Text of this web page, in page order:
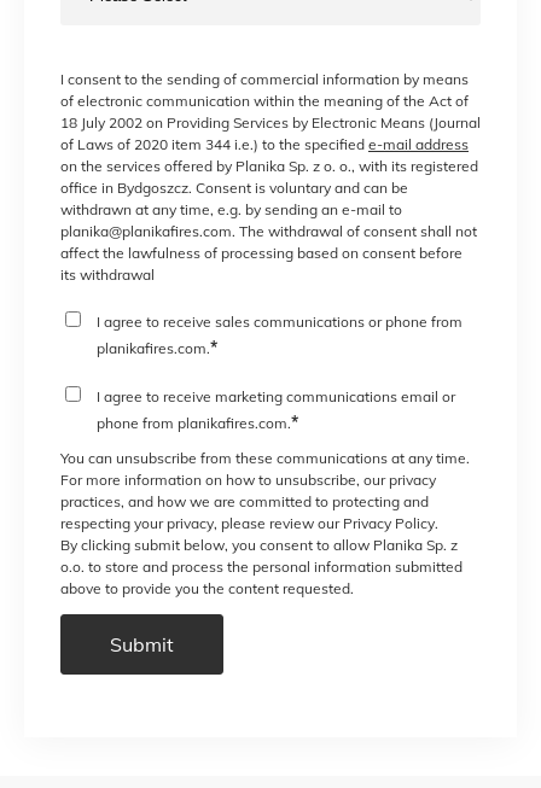
I consent to the sending of commercial information by means
of electronic communication within the meaning of the Act of
18 July 2002 on Providing Services by Electronic Means (Journal
of Laws of 2020 item 344 i.e.) to the specified e-mail address
on the services offered by Planika Sp. z o. o., with its registered
office in Bydgoszcz. Consent is voluntary and can be
withdrawn at any time, e.g. by sending an e-mail to
planika@planikafires.com. The withdrawal of consent shall not
affect the lawfulness of processing based on consent before
its withdrawal
I agree to receive sales communications or phone from
planikafires.com.*
I agree to receive marketing communications email or
phone from planikafires.com.*
You can unsubscribe from these communications at any time.
For more information on how to unsubscribe, our privacy
practices, and how we are committed to protecting and
respecting your privacy, please review our Privacy Policy.
By clicking submit below, you consent to allow Planika Sp. z
o.o. to store and process the personal information submitted
above to provide you the content requested.